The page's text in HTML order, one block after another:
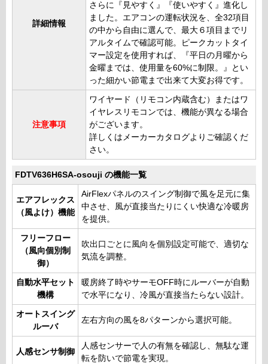
詳細情報
さらに『見やすく』『使いやすく』進化し
ました。エアコンの運転状況を、全32項目
の中から自由に選んで、最大６項目までリ
アルタイムで確認可能。ピークカットタイ
マー設定を使用すれば、『平日の月曜から
金曜までは、使用量を60%に制限。』とい
った細かい節電まで出来て大変お得です。
注意事項
ワイヤード（リモコン内蔵含む）またはワ
イヤレスリモコンでは、機能が異なる場合
がございます。
詳しくはメーカーカタログよりご確認くだ
さい。
FDTV636H6SA-osouji の機能一覧
エアフレックス
（風よけ）機能
AirFlexパネルのスイング制御で風を足元に集
中させ、風が直接当たりにくい快適な冷暖房
を提供。
フリーフロー
（風向個別制
御）
吹出口ごとに風向を個別設定可能で、適切な
気流を調整。
自動水平セット
機構
暖房終了時やサーモOFF時にルーバーが自動
で水平になり、冷風が直接当たらない設計。
オートスイング
ルーバ
左右方向の風を8パターンから選択可能。
人感センサ制御
人感センサーで人の有無を確認し、無駄な運
転を防いで節電を実現。